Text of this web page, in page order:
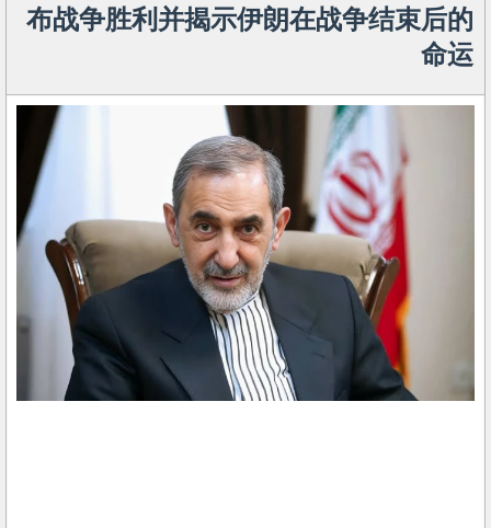
布战争胜利并揭示伊朗在战争结束后的
命运